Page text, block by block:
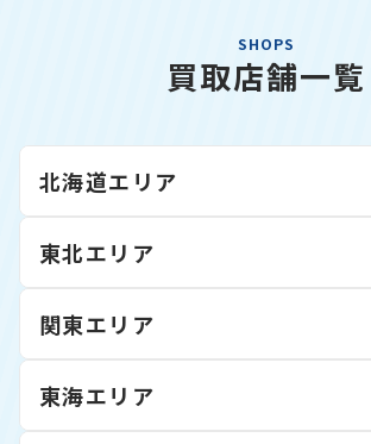
SHOPS
買取店舗一覧
北海道エリア
東北エリア
関東エリア
東海エリア